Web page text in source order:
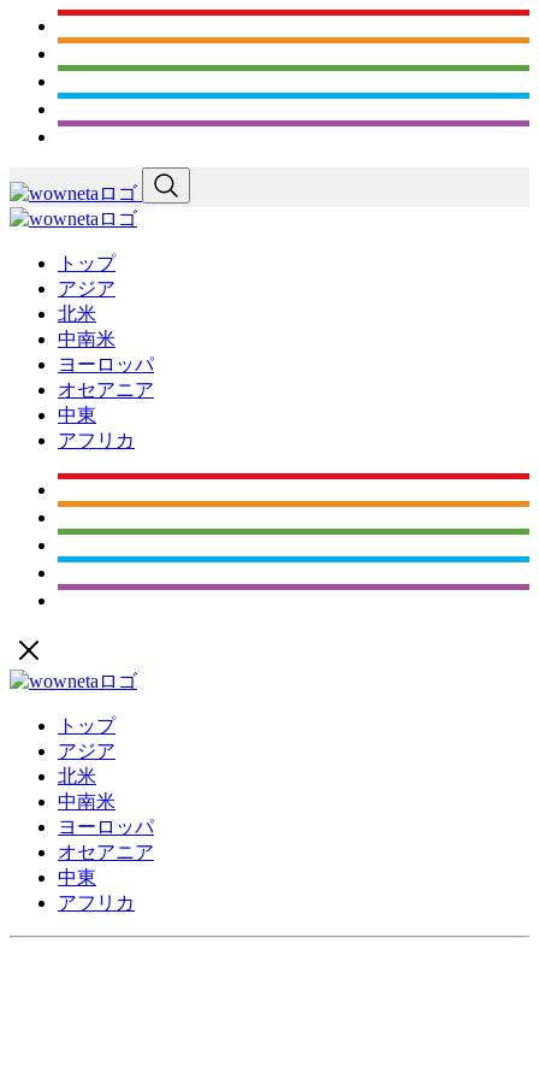
トップ
アジア
北米
中南米
ヨーロッパ
オセアニア
中東
アフリカ
トップ
アジア
北米
中南米
ヨーロッパ
オセアニア
中東
アフリカ